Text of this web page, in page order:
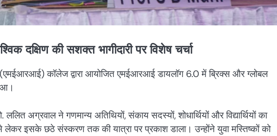
दक्षिण की सशक्त भागीदारी पर विशेष चर्चा
कॉलेज द्वारा आयोजित एमईआरआई डायलॉग 6.0 में ब्रिक्स और ग्लोबल
अग्रवाल ने गणमान्य अतिथियों, संकाय सदस्यों, शोधार्थियों और विद्यार्थियों का
इसके छठे संस्करण तक की यात्रा पर प्रकाश डाला। उन्होंने युवा मस्तिष्कों को